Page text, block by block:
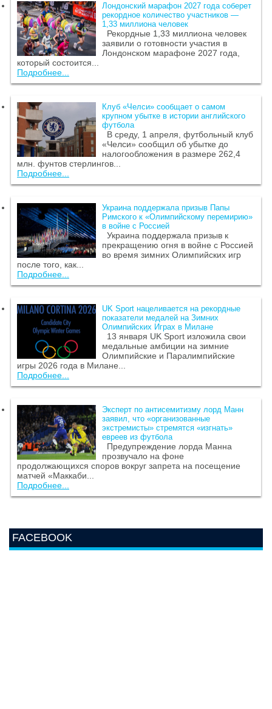
Лондонский марафон 2027 года соберет
рекордное количество участников —
1,33 миллиона человек
Рекордные 1,33 миллиона человек
заявили о готовности участия в
Лондонском марафоне 2027 года,
который состоится...
Подробнее...
Клуб «Челси» сообщает о самом
крупном убытке в истории английского
футбола
В среду, 1 апреля, футбольный клуб
«Челси» сообщил об убытке до
налогообложения в размере 262,4
млн. фунтов стерлингов...
Подробнее...
Украина поддержала призыв Папы
Римского к «Олимпийскому перемирию»
в войне с Россией
Украина поддержала призыв к
прекращению огня в войне с Россией
во время зимних Олимпийских игр
после того, как...
Подробнее...
UK Sport нацеливается на рекордные
показатели медалей на Зимних
Олимпийских Играх в Милане
13 января UK Sport изложила свои
медальные амбиции на зимние
Олимпийские и Паралимпийские
игры 2026 года в Милане...
Подробнее...
Эксперт по антисемитизму лорд Манн
заявил, что «организованные
экстремисты» стремятся «изгнать»
евреев из футбола
Предупреждение лорда Манна
прозвучало на фоне
продолжающихся споров вокруг запрета на посещение
матчей «Маккаби...
Подробнее...
FACEBOOK